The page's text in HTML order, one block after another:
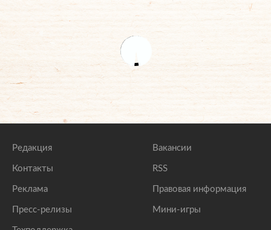
Редакция
Контакты
Реклама
Пресс-релизы
Вакансии
RSS
Правовая информация
Мини-игры